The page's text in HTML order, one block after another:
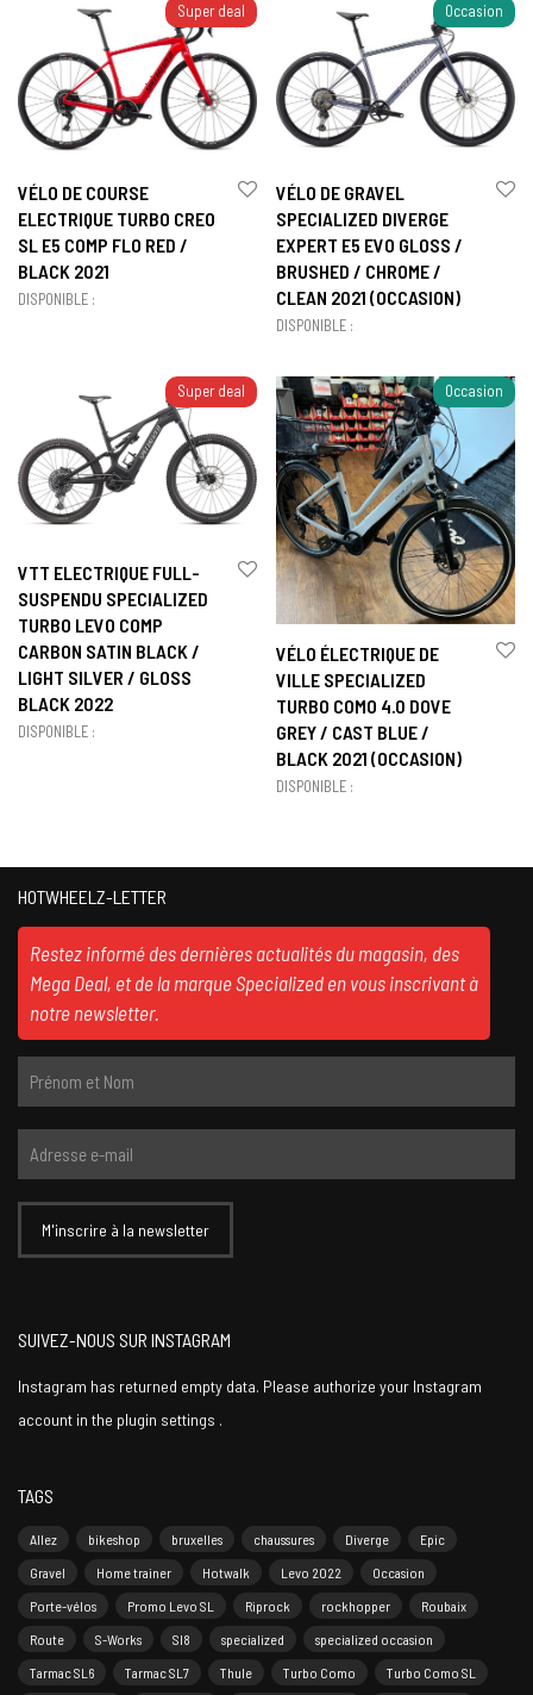
Super deal
VÉLO DE COURSE
ELECTRIQUE TURBO CREO
SL E5 COMP FLO RED /
BLACK 2021
DISPONIBLE :
Occasion
VÉLO DE GRAVEL
SPECIALIZED DIVERGE
EXPERT E5 EVO GLOSS /
BRUSHED / CHROME /
CLEAN 2021 (OCCASION)
DISPONIBLE :
Super deal
VTT ELECTRIQUE FULL-
SUSPENDU SPECIALIZED
TURBO LEVO COMP
CARBON SATIN BLACK /
LIGHT SILVER / GLOSS
BLACK 2022
DISPONIBLE :
Occasion
VÉLO ÉLECTRIQUE DE
VILLE SPECIALIZED
TURBO COMO 4.0 DOVE
GREY / CAST BLUE /
BLACK 2021 (OCCASION)
DISPONIBLE :
HOTWHEELZ-LETTER
Restez informé des dernières actualités du magasin, des
Mega Deal, et de la marque Specialized en vous inscrivant à
notre newsletter.
SUIVEZ-NOUS SUR INSTAGRAM
Instagram has returned empty data. Please authorize your Instagram
account in the plugin settings .
TAGS
Allez bikeshop bruxelles chaussures Diverge
Epic
Gravel
Home trainer Hotwalk Levo 2022
Occasion
Porte-vélos
Promo Levo SL Riprock rockhopper
Roubaix
Route
S-Works Sl8 specialized
specialized occasion
Tarmac SL6
Tarmac SL7 Thule Turbo Como Turbo Como SL